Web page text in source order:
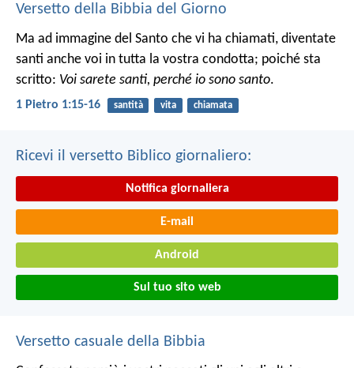
Versetto della Bibbia del Giorno
Ma ad immagine del Santo che vi ha chiamati, diventate
santi anche voi in tutta la vostra condotta; poiché sta
scritto: Voi sarete santi, perché io sono santo.
1 Pietro 1:15-16 santità vita chiamata
Ricevi il versetto Biblico giornaliero:
Notifica giornaliera
E-mail
Android
Sul tuo sito web
Versetto casuale della Bibbia